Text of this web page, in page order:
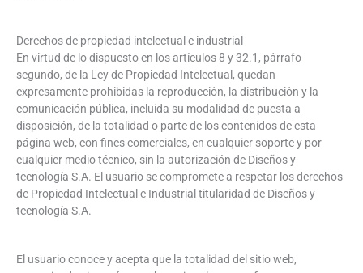
Derechos de propiedad intelectual e industrial
En virtud de lo dispuesto en los artículos 8 y 32.1, párrafo
segundo, de la Ley de Propiedad Intelectual, quedan
expresamente prohibidas la reproducción, la distribución y la
comunicación pública, incluida su modalidad de puesta a
disposición, de la totalidad o parte de los contenidos de esta
página web, con fines comerciales, en cualquier soporte y por
cualquier medio técnico, sin la autorización de Diseños y
tecnología S.A. El usuario se compromete a respetar los derechos
de Propiedad Intelectual e Industrial titularidad de Diseños y
tecnología S.A.
El usuario conoce y acepta que la totalidad del sitio web,